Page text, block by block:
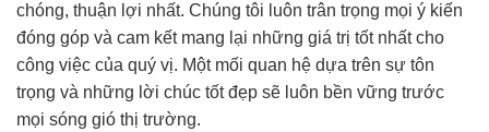
chóng, thuận lợi nhất. Chúng tôi luôn trân trọng mọi ý kiến
đóng góp và cam kết mang lại những giá trị tốt nhất cho
công việc của quý vị. Một mối quan hệ dựa trên sự tôn
trọng và những lời chúc tốt đẹp sẽ luôn bền vững trước
mọi sóng gió thị trường.